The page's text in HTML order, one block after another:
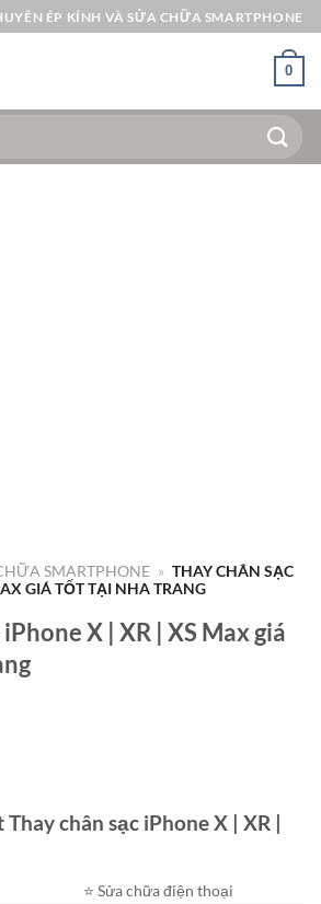
ÉP KÍNH VÀ SỬA CHỮA SMARTPHONE
0
SMARTPHONE » THAY CHÂN SẠC
GIÁ TỐT TẠI NHA TRANG
X | XR | XS Max giá
chân sạc iPhone X | XR |
⭐️ Sửa chữa điện thoại